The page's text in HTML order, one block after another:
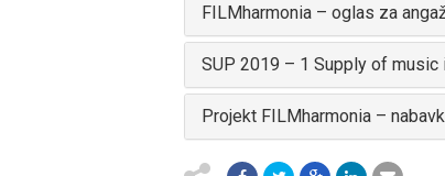
FILMharmonia – oglas za
SUP 2019 – 1 Supply of music
Projekt FILMharmonia –